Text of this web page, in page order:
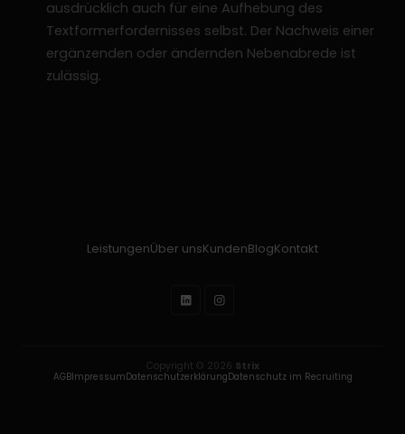
ausdrücklich auch für eine Aufhebung des
Textformerfordernisses selbst. Der Nachweis einer
ergänzenden oder ändernden Nebenabrede ist
zulässig.
LeistungenÜber unsKundenBlogKontakt
Copyright © 2026 Strix
AGBImpressum Datenschutzerklärung Datenschutz im Recruiting